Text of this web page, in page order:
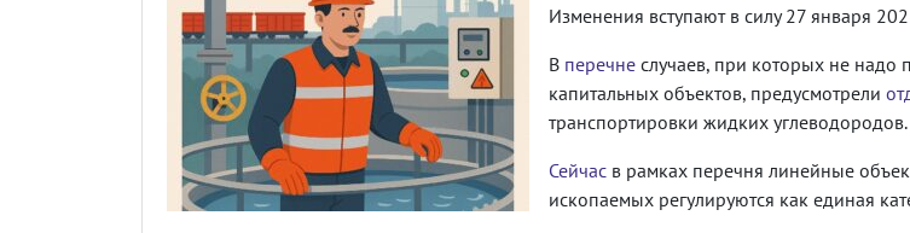
Изменения вступают в силу 27 января
В перечне случаев, при которых не надо
капитальных объектов, предусмотрели
транспортировки жидких углеводородов.
Сейчас в рамках перечня линейные
ископаемых регулируются как единая